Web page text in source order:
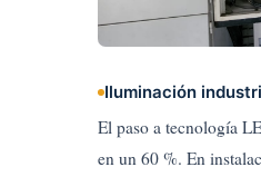
Iluminación
El paso a tecnología
en un 60 %. En